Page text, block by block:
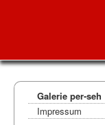
Galerie per-seh
Impressum